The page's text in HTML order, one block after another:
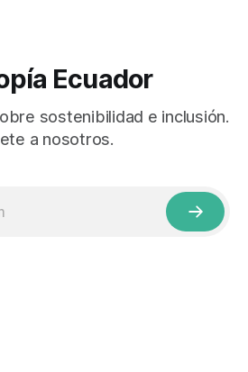
Ecuador
sostenibilidad e inclusión.
a nosotros.